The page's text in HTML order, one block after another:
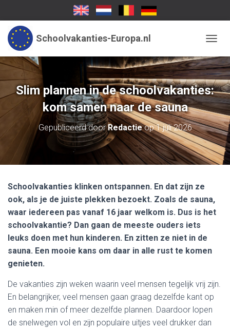
Schoolvakanties-Europa.nl
Slim plannen in de schoolvakanties:
kom samen naar de sauna
Gepubliceerd doorRedactieop1 juli 2026
Schoolvakanties klinken ontspannen. En dat zijn ze
ook, als je de juiste plekken bezoekt. Zoals de sauna,
waar iedereen pas vanaf 16 jaar welkom is. Dus is het
schoolvakantie? Dan gaan de meeste ouders iets
leuks doen met hun kinderen. En zitten ze niet in de
sauna. Een mooie kans om daar in alle rust te komen
genieten.
De vakanties zijn weken waarin veel mensen tegelijk vrij zijn.
En belangrijker, veel mensen gaan graag dezelfde kant op
en maken min of meer dezelfde plannen. Daardoor lopen
de snelwegen vol en zijn populaire uitjes veel drukker dan